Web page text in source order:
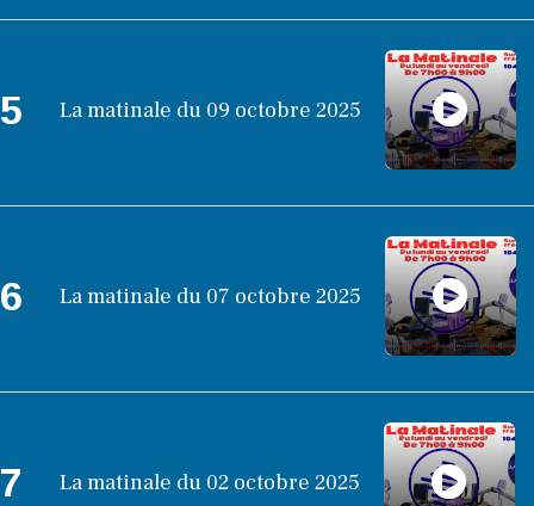
5 La matinale du 09 octobre 2025
6 La matinale du 07 octobre 2025
7 La matinale du 02 octobre 2025